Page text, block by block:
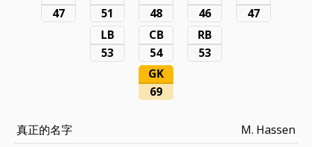
47
51
48
46
47
LB
53
CB
54
RB
53
GK
69
真正的名字
M. Hassen